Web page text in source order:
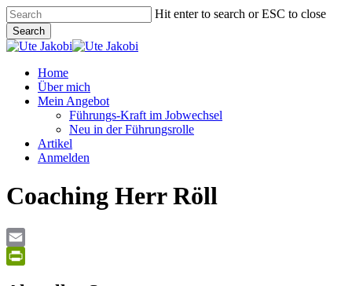
Skip
to
main
content
Hit enter to search or ESC to close
Search
Close
Menu
Home
Über mich
Mein Angebot
Führungs-Kraft im Jobwechsel
Neu in der Führungsrolle
Artikel
Anmelden
Coaching Herr Röll
Email